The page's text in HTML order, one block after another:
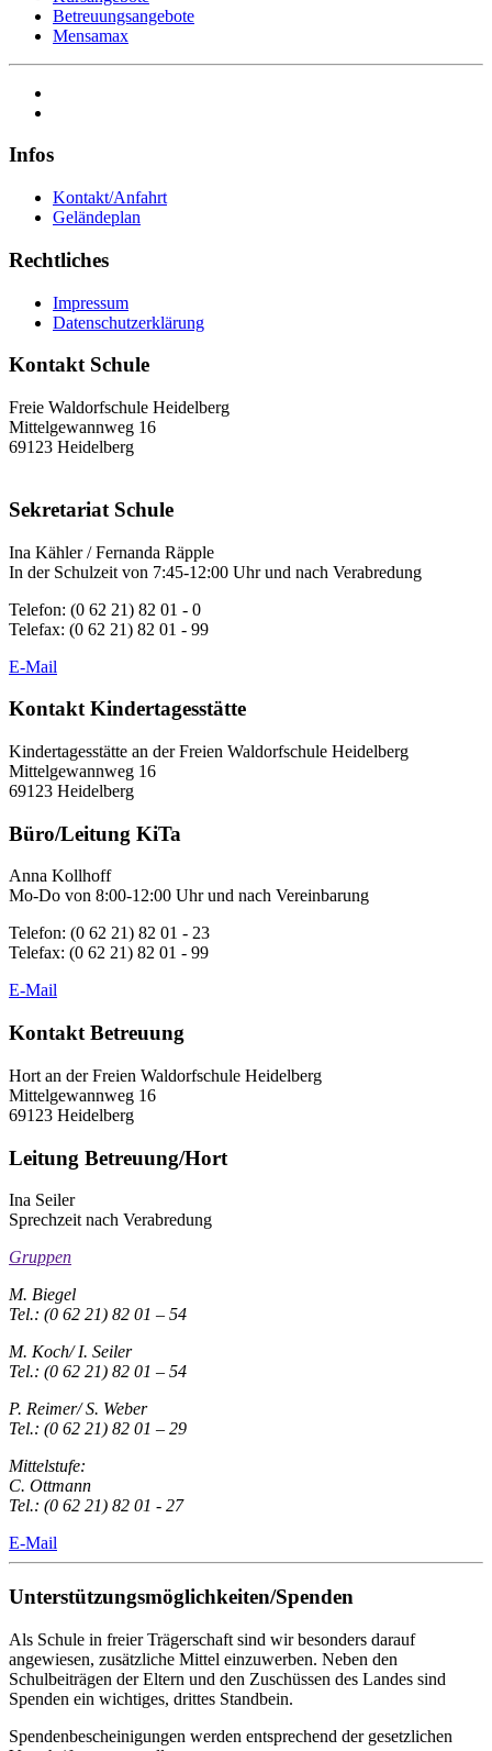
Betreuungsangebote
Mensamax
Infos
Kontakt/Anfahrt
Geländeplan
Rechtliches
Impressum
Datenschutzerklärung
Kontakt Schule
Freie Waldorfschule Heidelberg
Mittelgewannweg 16
69123 Heidelberg
Sekretariat Schule
Ina Kähler / Fernanda Räpple
In der Schulzeit von 7:45-12:00 Uhr und nach Verabredung
Telefon: (0 62 21) 82 01 - 0
Telefax: (0 62 21) 82 01 - 99
E-Mail
Kontakt Kindertagesstätte
Kindertagesstätte an der Freien Waldorfschule Heidelberg
Mittelgewannweg 16
69123 Heidelberg
Büro/Leitung KiTa
Anna Kollhoff
Mo-Do von 8:00-12:00 Uhr und nach Vereinbarung
Telefon: (0 62 21) 82 01 - 23
Telefax: (0 62 21) 82 01 - 99
E-Mail
Kontakt Betreuung
Hort an der Freien Waldorfschule Heidelberg
Mittelgewannweg 16
69123 Heidelberg
Leitung Betreuung/Hort
Ina Seiler
Sprechzeit nach Verabredung
Gruppen
M. Biegel
Tel.: (0 62 21) 82 01 – 54
M. Koch/ I. Seiler
Tel.: (0 62 21) 82 01 – 54
P. Reimer/ S. Weber
Tel.: (0 62 21) 82 01 – 29
Mittelstufe:
C. Ottmann
Tel.: (0 62 21) 82 01 - 27
E-Mail
Unterstützungsmöglichkeiten/Spenden
Als Schule in freier Trägerschaft sind wir besonders darauf
angewiesen, zusätzliche Mittel einzuwerben. Neben den
Schulbeiträgen der Eltern und den Zuschüssen des Landes sind
Spenden ein wichtiges, drittes Standbein.
Spendenbescheinigungen werden entsprechend der gesetzlichen